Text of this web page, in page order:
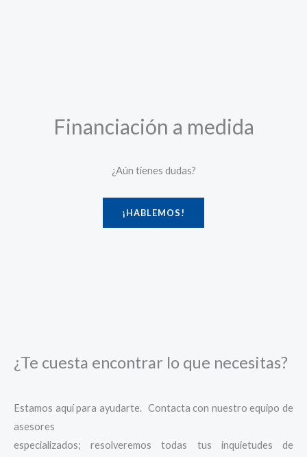
Financiación a medida
¿Aún tienes dudas?
¡HABLEMOS!
¿Te cuesta encontrar lo que necesitas?
Estamos aquí para ayudarte. Contacta con nuestro equipo de
asesores
especializados; resolveremos todas tus inquietudes de